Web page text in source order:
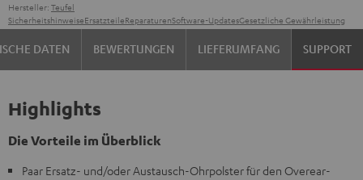
Hersteller: Teufel
SicherheitshinweiseErsatzteileReparaturenSoftware-UpdatesGesetzliche Gewährleistung
DATEN BEWERTUNGEN LIEFERUMFANG SUPPORT
Highlights
Die Vorteile im Überblick
Paar Ersatz- und/oder Austausch-Ohrpolster für den Overear-